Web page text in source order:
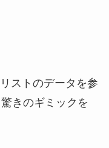
ストのデータを参
きのギミックを